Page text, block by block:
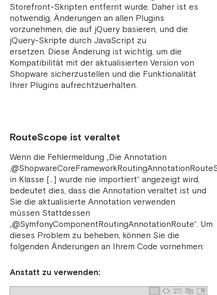
Storefront-Skripten entfernt wurde. Daher ist es
notwendig, Änderungen an allen Plugins
vorzunehmen, die auf jQuery basieren, und die
jQuery-Skripte durch JavaScript zu
ersetzen. Diese Änderung ist wichtig, um die
Kompatibilität mit der aktualisierten Version von
Shopware sicherzustellen und die Funktionalität
Ihrer Plugins aufrechtzuerhalten.
RouteScope ist veraltet
Wenn die Fehlermeldung „Die Annotation
in Klasse […] wurde nie importiert“ angezeigt wird,
bedeutet dies, dass die Annotation veraltet ist und
Sie die aktualisierte Annotation verwenden
müssen Stattdessen
„@SymfonyComponentRoutingAnnotationRoute“. Um
dieses Problem zu beheben, können Sie die
folgenden Änderungen an Ihrem Code vornehmen:
Anstatt zu verwenden: